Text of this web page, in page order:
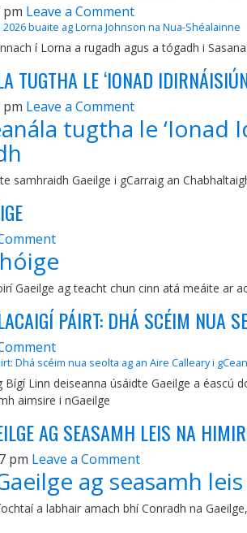
pm Leave a Comment
buaite ag Lorna Johnson na Nua-Shéalainne
í Lorna a rugadh agus a tógadh i
TUGTHA LE ‘IONAD
pm Leave a Comment
tugtha le ‘Ionad
samhraidh Gaeilge i gCarraig an
Gaeilge ag teacht chun cinn atá meáite ar
PÁIRT: DHÁ SCÉIM NUA
Dhá scéim nua seolta ag an Aire Calleary i
Bígí Linn deiseanna úsáidte Gaeilge a
aimsire i nGaeilge
AG SEASAMH LEIS NA
pm Leave a Comment
ag seasamh
a labhair amach bhí Conradh na